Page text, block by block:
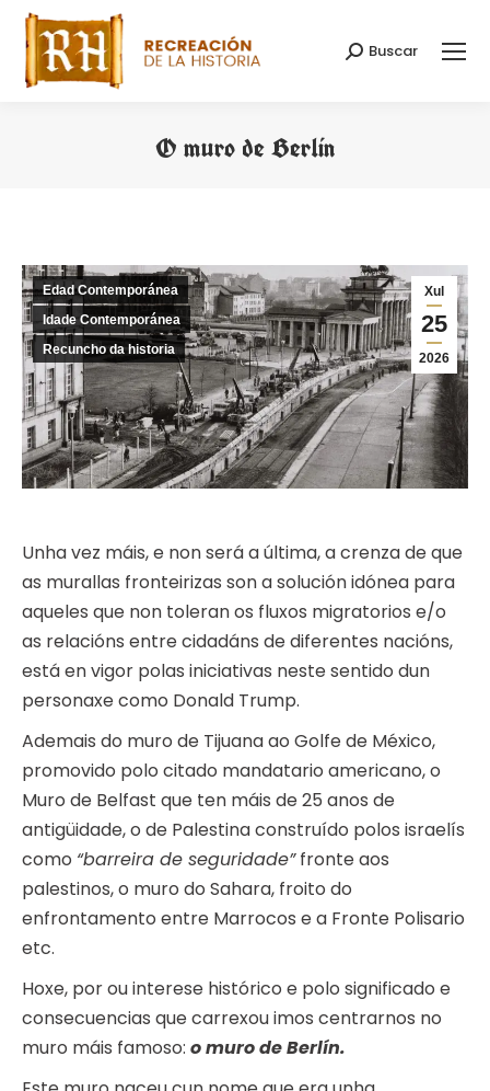
Search:
Buscar
O muro de Berlín
Xul
25
2026
Edad Contemporánea
Idade Contemporánea
Recuncho da historia
Unha vez máis, e non será a última, a crenza de que
as murallas fronteirizas son a solución idónea para
aqueles que non toleran os fluxos migratorios e/o
as relacións entre cidadáns de diferentes nacións,
está en vigor polas iniciativas neste sentido dun
personaxe como Donald Trump.
Ademais do muro de Tijuana ao Golfe de México,
promovido polo citado mandatario americano, o
Muro de Belfast que ten máis de 25 anos de
antigüidade, o de Palestina construído polos israelís
como “barreira de seguridade”fronte aos
palestinos, o muro do Sahara, froito do
enfrontamento entre Marrocos e a Fronte Polisario
etc.
Hoxe, por ou interese histórico e polo significado e
consecuencias que carrexou imos centrarnos no
muro máis famoso: o muro de Berlín.